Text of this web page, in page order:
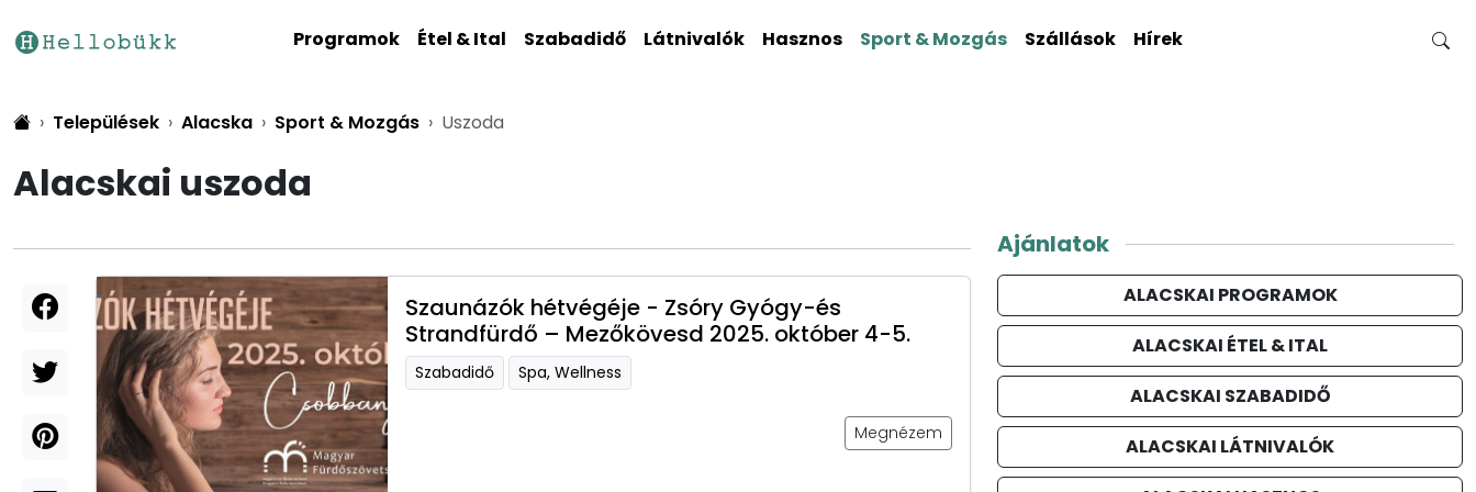
Programok Étel & Ital Szabadidő Látnivalók Hasznos Sport & Mozgás Szállások Hírek
Települések Alacska Sport & Mozgás Uszoda
Alacskai uszoda
Szaunázók hétvégéje - Zsóry Gyógy-és
Strandfürdő – Mezőkövesd 2025. október 4-5.
Szabadidő Spa, Wellness
Megnézem
Ajánlatok
ALACSKAI PROGRAMOK
ALACSKAI ÉTEL & ITAL
ALACSKAI SZABADIDŐ
ALACSKAI LÁTNIVALÓK